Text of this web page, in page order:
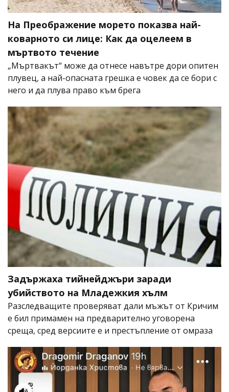
На Преображение морето показва най-
коварното си лице: Как да оцелеем в
мъртвото течение
„Мъртвакът“ може да отнесе навътре дори опитен
плувец, а най-опасната грешка е човек да се бори с
него и да плува право към брега
Задържаха тийнейджъри заради
убийството на Младежкия хълм
Разследващите проверяват дали мъжът от Кричим
е бил примамен на предварително уговорена
среща, сред версиите е и престъпление от омраза